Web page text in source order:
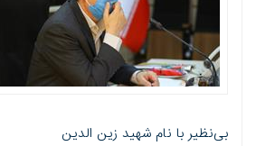
بی‌نظیر با نام شهید زین الدین